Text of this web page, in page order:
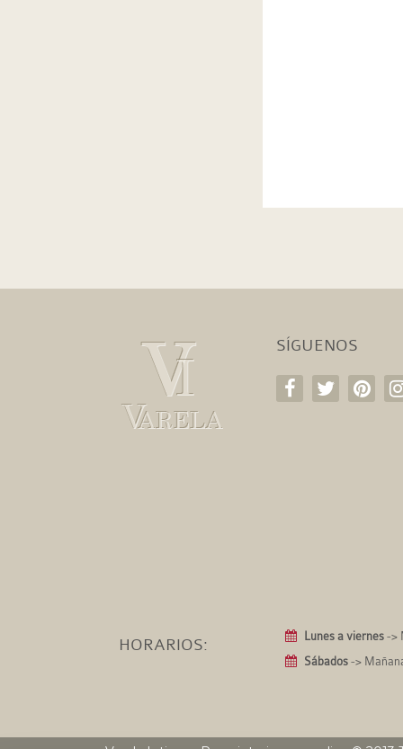
SÍGUENOS
HORARIOS: Lunes a viernes ->
Sábados ->